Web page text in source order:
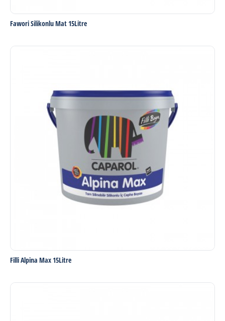
Fawori Silikonlu Mat 15Litre
Filli Alpina Max 15Litre